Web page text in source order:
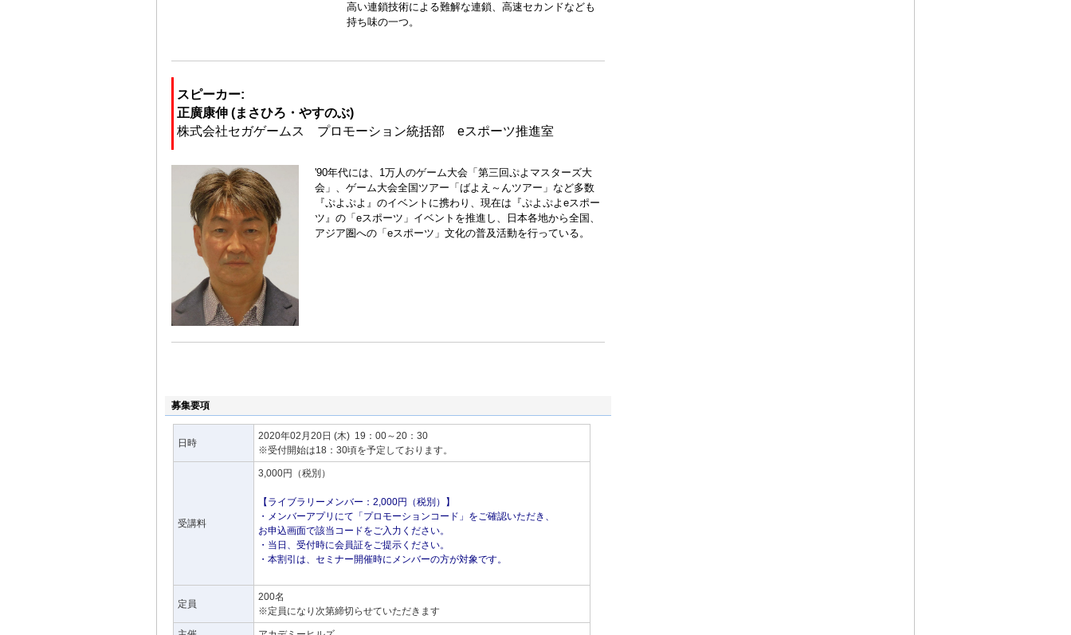
高い連鎖技術による難解な連鎖、高速セカンドなども
持ち味の一つ。
スピーカー:
正廣康伸 (まさひろ・やすのぶ)
株式会社セガゲームス プロモーション統括部 eスポーツ推進室
'90年代には、1万人のゲーム大会「第三回ぷよマスターズ大
会」、ゲーム大会全国ツアー「ばよえ～んツアー」など多数
『ぷよぷよ』のイベントに携わり、現在は『ぷよぷよeスポー
ツ』の「eスポーツ」イベントを推進し、日本各地から全国、
アジア圏への「eスポーツ」文化の普及活動を行っている。
募集要項
日時
2020年02月20日 (木) 19：00～20：30
※受付開始は18：30頃を予定しております。
受講料
3,000円（税別）
【ライブラリーメンバー：2,000円（税別）】
・メンバーアプリにて「プロモーションコード」をご確認いただき、
お申込画面で該当コードをご入力ください。
・当日、受付時に会員証をご提示ください。
・本割引は、セミナー開催時にメンバーの方が対象です。
定員
200名
※定員になり次第締切らせていただきます